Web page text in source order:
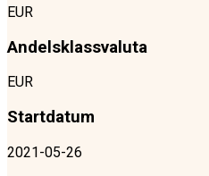
EUR
Andelsklassvaluta
EUR
Startdatum
2021-05-26